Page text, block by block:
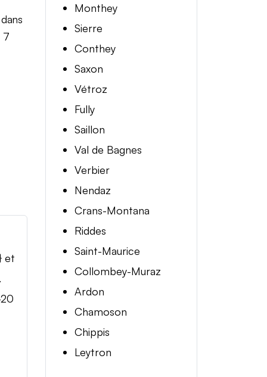
7
et
Monthey
Sierre
Conthey
Saxon
Vétroz
Fully
Saillon
Val de Bagnes
Verbier
Nendaz
Crans-Montana
Riddes
Saint-Maurice
Collombey-Muraz
Ardon
Chamoson
Chippis
Leytron